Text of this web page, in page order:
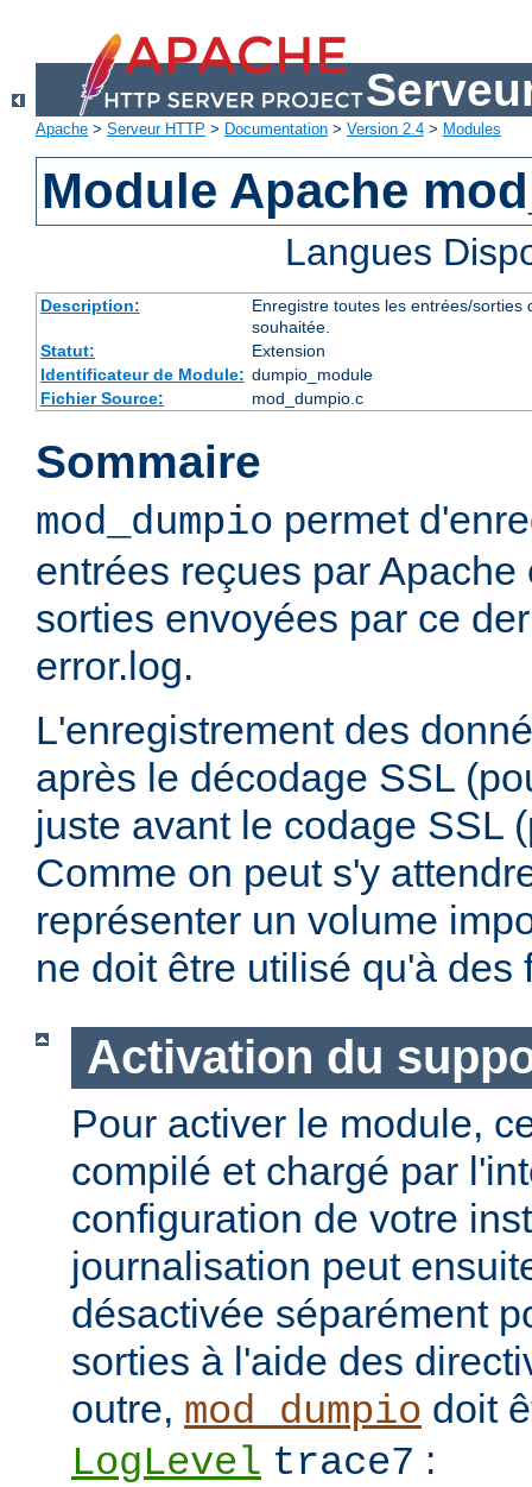
Apache > Serveur HTTP > Documentation > Version 2.4 > Modules
Module Apache
Langues
Description:
Enregistre toutes les entrées/
souhaitée.
Statut:
Extension
Identificateur de Module: dumpio_module
Fichier Source:
mod_dumpio.c
Sommaire
mod_dumpio permet
entrées reçues par Apache
sorties envoyées par ce
error.log.
L'enregistrement des
après le décodage SSL
juste avant le codage SSL
Comme on peut s'y
représenter un volume
ne doit être utilisé qu'à des
Activation du
Pour activer le module,
compilé et chargé par
configuration de votre
journalisation peut
désactivée séparément
sorties à l'aide des
outre, mod_dumpio doit
LogLevel trace7 :